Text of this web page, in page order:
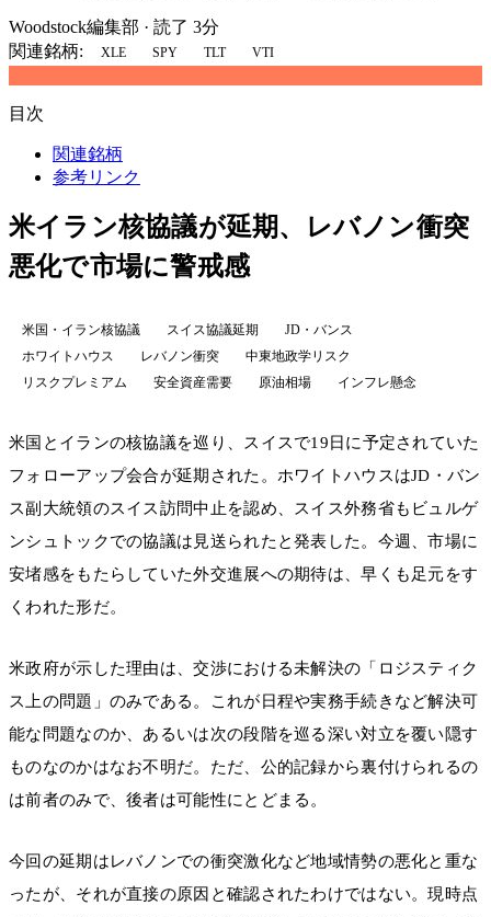
Woodstock編集部 · 読了 3分
関連銘柄:
XLE SPY TLT VTI
目次
関連銘柄
参考リンク
米イラン核協議が延期、レバノン衝突
悪化で市場に警戒感
米国・イラン核協議 スイス協議延期
JD・バンス
ホワイトハウス
レバノン衝突
中東地政学リスク
リスクプレミアム
安全資産需要 原油相場 インフレ懸念
米国とイランの核協議を巡り、スイスで19日に予定されていた
フォローアップ会合が延期された。ホワイトハウスはJD・バン
ス副大統領のスイス訪問中止を認め、スイス外務省もビュルゲ
ンシュトックでの協議は見送られたと発表した。今週、市場に
安堵感をもたらしていた外交進展への期待は、早くも足元をす
くわれた形だ。
米政府が示した理由は、交渉における未解決の「ロジスティク
ス上の問題」のみである。これが日程や実務手続きなど解決可
能な問題なのか、あるいは次の段階を巡る深い対立を覆い隠す
ものなのかはなお不明だ。ただ、公的記録から裏付けられるの
は前者のみで、後者は可能性にとどまる。
今回の延期はレバノンでの衝突激化など地域情勢の悪化と重な
ったが、それが直接の原因と確認されたわけではない。現時点